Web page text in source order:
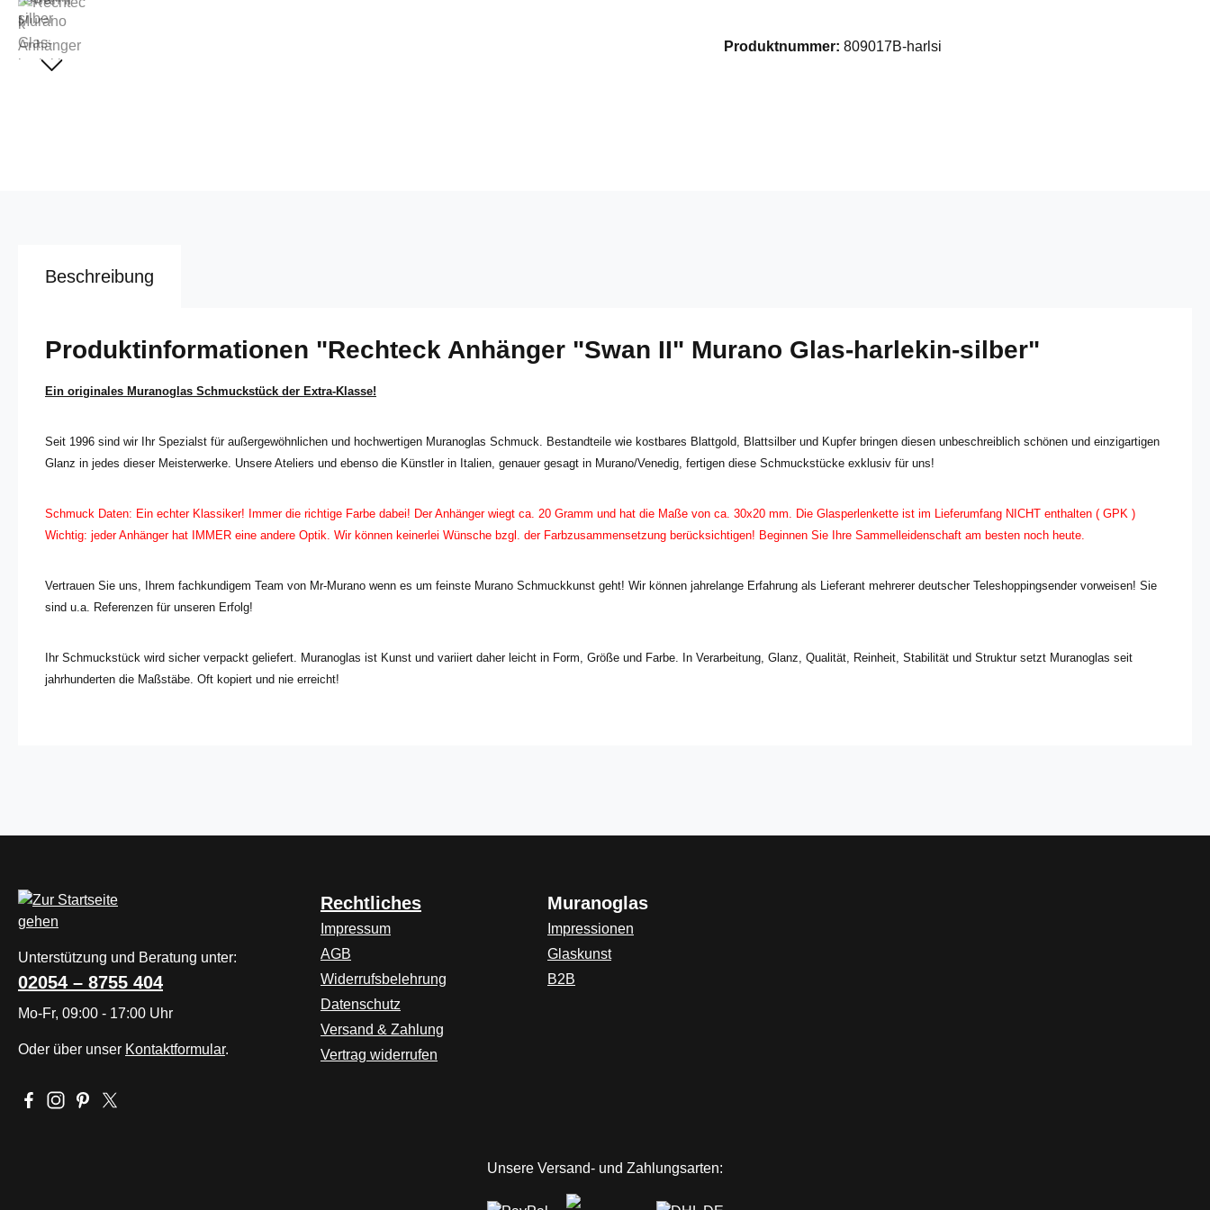
Produktnummer: 809017B-harlsi
Beschreibung
Produktinformationen "Rechteck Anhänger "Swan II" Murano Glas-harlekin-silber"
Ein originales Muranoglas Schmuckstück der Extra-Klasse!
Seit 1996 sind wir Ihr Spezialst für außergewöhnlichen und hochwertigen Muranoglas Schmuck. Bestandteile wie kostbares Blattgold, Blattsilber und Kupfer bringen diesen unbeschreiblich schönen und einzigartigen
Glanz in jedes dieser Meisterwerke. Unsere Ateliers und ebenso die Künstler in Italien, genauer gesagt in Murano/Venedig, fertigen diese Schmuckstücke exklusiv für uns!
Schmuck Daten: Ein echter Klassiker! Immer die richtige Farbe dabei! Der Anhänger wiegt ca. 20 Gramm und hat die Maße von ca. 30x20 mm. Die Glasperlenkette ist im Lieferumfang NICHT enthalten ( GPK )
Wichtig: jeder Anhänger hat IMMER eine andere Optik. Wir können keinerlei Wünsche bzgl. der Farbzusammensetzung berücksichtigen! Beginnen Sie Ihre Sammelleidenschaft am besten noch heute.
Vertrauen Sie uns, Ihrem fachkundigem Team von Mr-Murano wenn es um feinste Murano Schmuckkunst geht! Wir können jahrelange Erfahrung als Lieferant mehrerer deutscher Teleshoppingsender vorweisen! Sie
sind u.a. Referenzen für unseren Erfolg!
Ihr Schmuckstück wird sicher verpackt geliefert. Muranoglas ist Kunst und variiert daher leicht in Form, Größe und Farbe. In Verarbeitung, Glanz, Qualität, Reinheit, Stabilität und Struktur setzt Muranoglas seit
jahrhunderten die Maßstäbe. Oft kopiert und nie erreicht!
Unterstützung und Beratung unter:
02054 – 8755 404
Mo-Fr, 09:00 - 17:00 Uhr
Oder über unser Kontaktformular.
Besuche uns auf Facebook – öffnet in neuem Tab (externer Link)
Schau auf Instagram vorbei – öffnet in neuem Tab (externer Link)
Lass dich auf Pinterest inspirieren – öffnet in neuem Tab (externer Link)
Folge uns auf X – öffnet in neuem Tab (externer Link)
Rechtliches
Impressum
AGB
Widerrufsbelehrung
Datenschutz
Versand & Zahlung
Vertrag widerrufen
Muranoglas
Impressionen
Glaskunst
B2B
Unsere Versand- und Zahlungsarten: